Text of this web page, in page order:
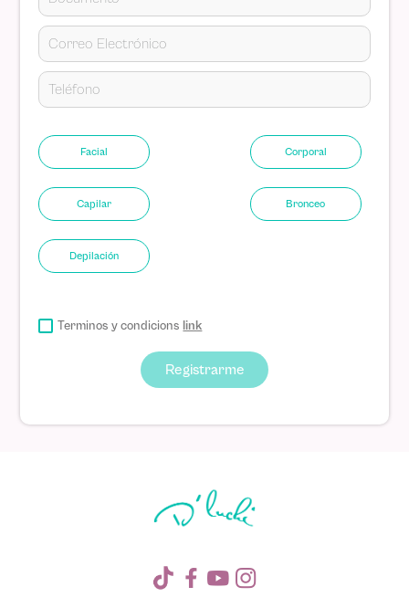
Facial Corporal
Capilar Bronceo
Depilación
Terminos y condicions link
Registrarme